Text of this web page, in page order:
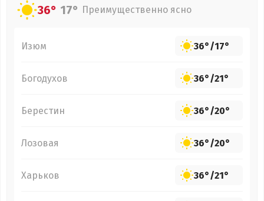
36° 17° Преимущественно ясно
Изюм 36°/17°
Богодухов 36°/21°
Берестин 36°/20°
Лозовая 36°/20°
Харьков 36°/21°